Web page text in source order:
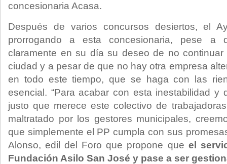
concesionaria Acasa.
Después de varios concursos desiertos, el
prorrogando a esta concesionaria, pese a
claramente en su día su deseo de no
ciudad y a pesar de que no hay otra empresa
en todo este tiempo, que se haga con las
esencial. “Para acabar con esta inestabilidad y
justo que merece este colectivo de
maltratado por los gestores municipales,
que simplemente el PP cumpla con sus
Alonso, edil del Foro que propone que el
Fundación Asilo San José y pase a ser